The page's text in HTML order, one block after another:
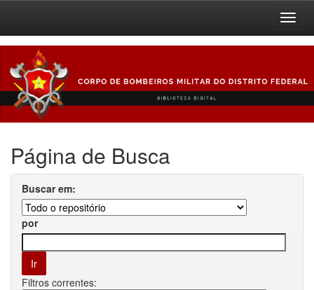
navigation
Página de Busca
Buscar em:
por
Filtros correntes: